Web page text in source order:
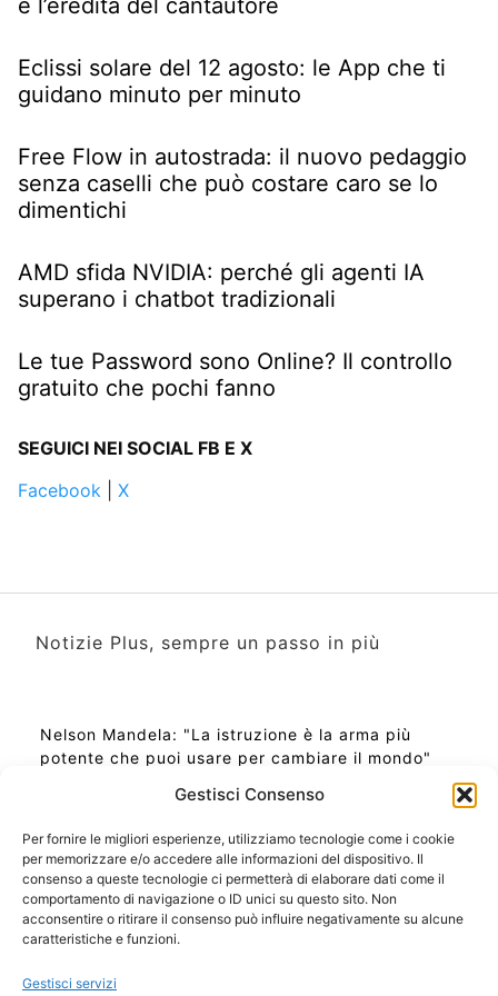
Gestisci Consenso
Per fornire le migliori esperienze, utilizziamo tecnologie come i cookie
per memorizzare e/o accedere alle informazioni del dispositivo. Il
consenso a queste tecnologie ci permetterà di elaborare dati come il
comportamento di navigazione o ID unici su questo sito. Non
acconsentire o ritirare il consenso può influire negativamente su alcune
caratteristiche e funzioni.
Gestisci servizi
Eclissi solare del 12 agosto: le App che ti
guidano minuto per minuto
Free Flow in autostrada: il nuovo pedaggio
senza caselli che può costare caro se lo
dimentichi
AMD sfida NVIDIA: perché gli agenti IA
superano i chatbot tradizionali
Le tue Password sono Online? Il controllo
gratuito che pochi fanno
SEGUICI NEI SOCIAL FB E X
Facebook
X
Notizie Plus, sempre un passo in più
Nelson Mandela: "La istruzione è la arma più
potente che puoi usare per cambiare il mondo"
Ora Esatta in Italia in questo momento
Ti Senti Strano Ultimamente? Potrebbe Essere per
la Risonanza di Schumann
Come Sapere Se Stai Ascendendo alla Quinta